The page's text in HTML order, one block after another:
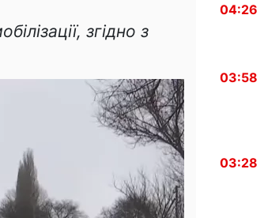
згідно з
04:26
03:58
03:28